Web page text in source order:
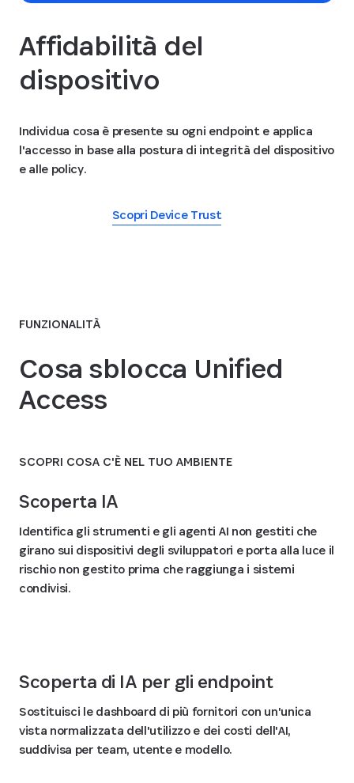
Affidabilità del
dispositivo
Individua cosa è presente su ogni endpoint e applica
l'accesso in base alla postura di integrità del dispositivo
e alle policy.
Scopri Device Trust
FUNZIONALITÀ
Cosa sblocca Unified
Access
SCOPRI COSA C'È NEL TUO AMBIENTE
Scoperta IA
Identifica gli strumenti e gli agenti AI non gestiti che
girano sui dispositivi degli sviluppatori e porta alla luce il
rischio non gestito prima che raggiunga i sistemi
condivisi.
Scoperta di IA per gli endpoint
Sostituisci le dashboard di più fornitori con un'unica
vista normalizzata dell'utilizzo e dei costi dell'AI,
suddivisa per team, utente e modello.